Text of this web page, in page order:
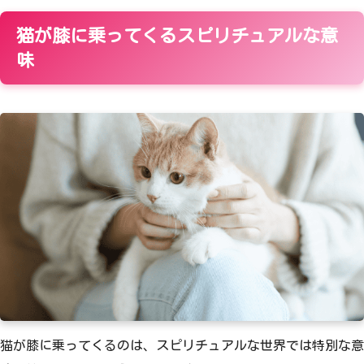
猫が膝に乗ってくるスピリチュアルな意
味
猫が膝に乗ってくるのは、スピリチュアルな世界では特別な意